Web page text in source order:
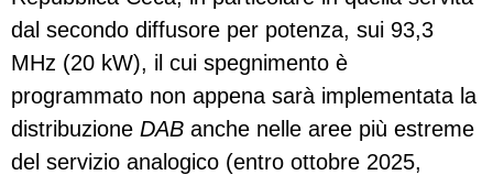
dal secondo diffusore per potenza, sui 93,3
MHz (20 kW), il cui spegnimento è
programmato non appena sarà implementata la
distribuzione DAB anche nelle aree più estreme
del servizio analogico (entro ottobre 2025,